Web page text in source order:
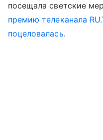
посещала светские
премию телеканала
поцеловалась.